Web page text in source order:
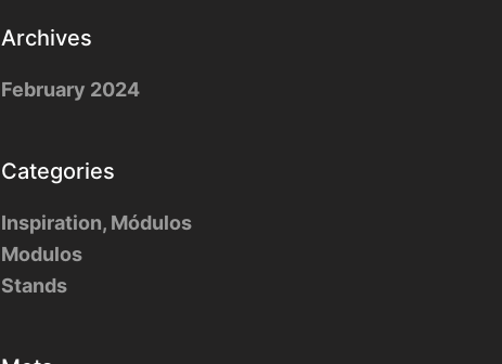
Archives
February 2024
Categories
Inspiration, Módulos
Modulos
Stands